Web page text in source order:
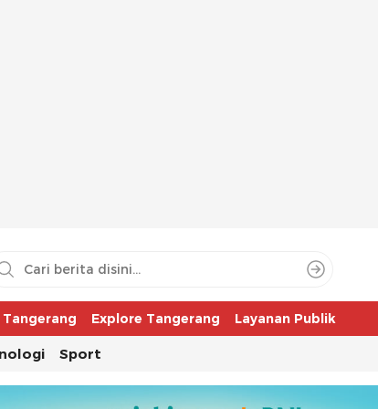
Explore Tangerang Layanan Publik
Sport